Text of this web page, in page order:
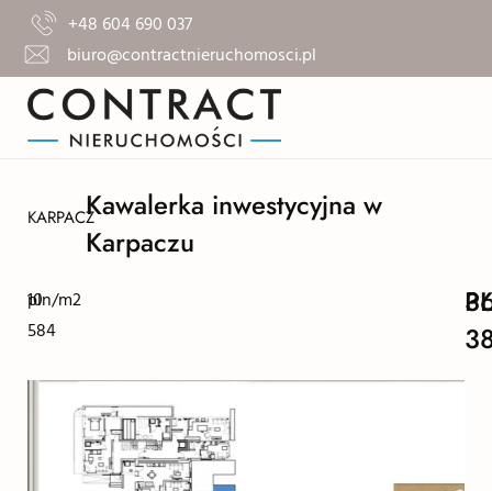
+48 604 690 037
biuro@contractnieruchomosci.pl
KARPACZKawalerka inwestycyjna w
Karpaczu
10
584
pln/m2